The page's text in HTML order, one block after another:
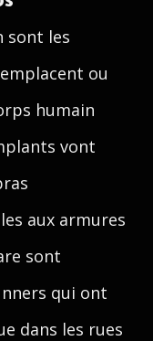
sont les
ou
humain
vont
aux armures
sont
qui ont
dans les rues